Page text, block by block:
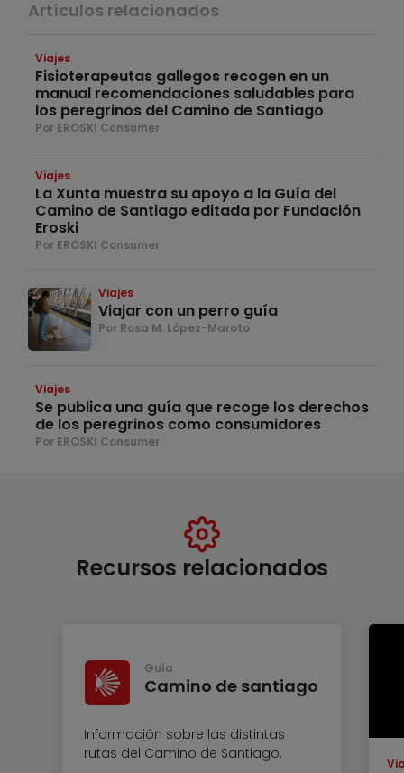
Artículos relacionados
Viajes
Fisioterapeutas gallegos recogen en un
manual recomendaciones saludables para
los peregrinos del Camino de Santiago
Por EROSKI Consumer
Viajes
La Xunta muestra su apoyo a la Guía del
Camino de Santiago editada por Fundación
Eroski
Por EROSKI Consumer
Viajes
Viajar con un perro guía
Por Rosa M. López-Maroto
Viajes
Se publica una guía que recoge los derechos
de los peregrinos como consumidores
Por EROSKI Consumer
Recursos relacionados
Guía
Camino de santiago
Información sobre las distintas
rutas del Camino de Santiago.